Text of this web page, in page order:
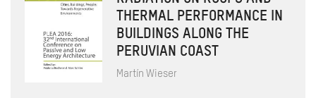
THERMAL PERFORMANCE IN
BUILDINGS ALONG THE
PERUVIAN COAST
Martín Wieser